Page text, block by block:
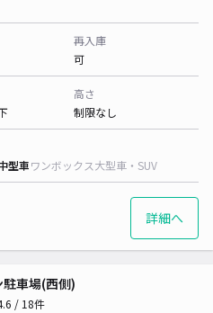
再入庫
可
高さ
制限なし
型車ワンボックス大型車・SUV
詳細へ
車場(西側)
/ 18件